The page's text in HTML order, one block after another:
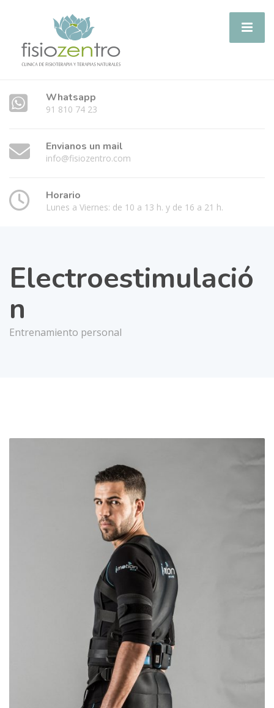
Whatsapp
91 810 74 23
Envianos un mail
info@fisiozentro.com
Horario
Lunes a Viernes: de 10 a 13 h. y de 16 a 21 h.
Electroestimulació
n
Entrenamiento personal